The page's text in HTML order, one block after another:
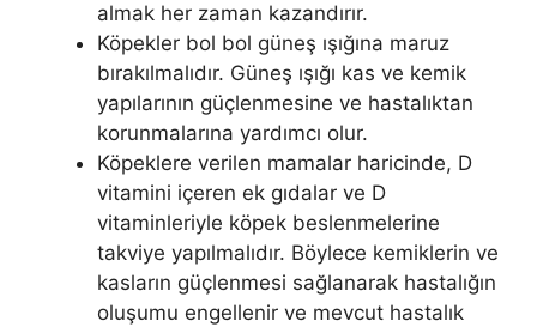
almak her zaman kazandırır.
Köpekler bol bol güneş ışığına maruz
bırakılmalıdır. Güneş ışığı kas ve kemik
yapılarının güçlenmesine ve hastalıktan
korunmalarına yardımcı olur.
Köpeklere verilen mamalar haricinde, D
vitamini içeren ek gıdalar ve D
vitaminleriyle köpek beslenmelerine
takviye yapılmalıdır. Böylece kemiklerin ve
kasların güçlenmesi sağlanarak hastalığın
oluşumu engellenir ve mevcut hastalık